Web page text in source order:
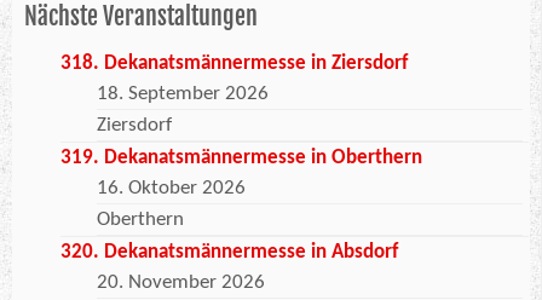
Nächste Veranstaltungen
318. Dekanatsmännermesse in Ziersdorf
18. September 2026
Ziersdorf
319. Dekanatsmännermesse in Oberthern
16. Oktober 2026
Oberthern
320. Dekanatsmännermesse in Absdorf
20. November 2026